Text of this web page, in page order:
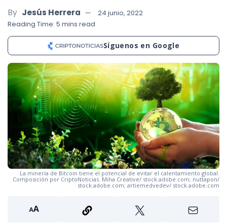
By Jesús Herrera
24 junio, 2022
Reading Time: 5 mins read
Síguenos en Google
La minería de Bitcoin tiene el potencial de evitar el calentamiento global.
Composición por CriptoNoticias. Miha Creative/ stock.adobe.com; nuttapon/
stock.adobe.com; artiemedvedev/ stock.adobe.com